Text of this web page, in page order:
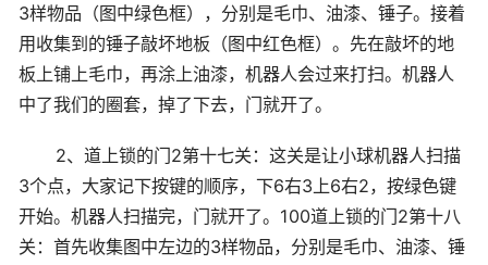
3样物品（图中绿色框），分别是毛巾、油漆、锤子。接着
用收集到的锤子敲坏地板（图中红色框）。先在敲坏的地
板上铺上毛巾，再涂上油漆，机器人会过来打扫。机器人
中了我们的圈套，掉了下去，门就开了。
2、道上锁的门2第十七关：这关是让小球机器人扫描
3个点，大家记下按键的顺序，下6右3上6右2，按绿色键
开始。机器人扫描完，门就开了。100道上锁的门2第十八
关：首先收集图中左边的3样物品，分别是毛巾、油漆、锤